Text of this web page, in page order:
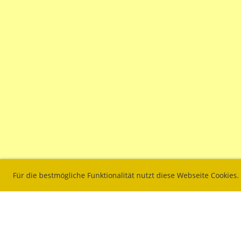
Für die bestmögliche Funktionalität nutzt diese Webseite